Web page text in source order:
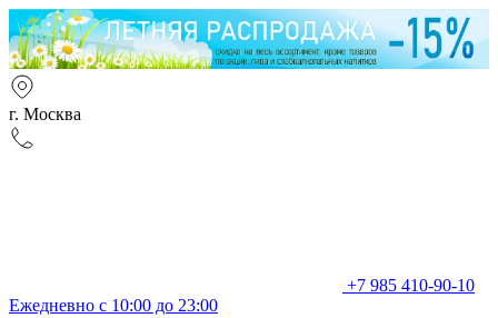
г. Москва
+7 985 410-90-10
Ежедневно с 10:00 до 23:00